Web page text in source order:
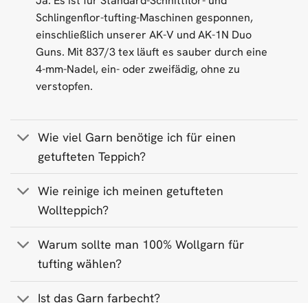
Schlingenflor-tufting-Maschinen gesponnen,
einschließlich unserer AK-V und AK-1N Duo
Guns. Mit 837/3 tex läuft es sauber durch eine
4-mm-Nadel, ein- oder zweifädig, ohne zu
verstopfen.
Wie viel Garn benötige ich für einen
getufteten Teppich?
Wie reinige ich meinen getufteten
Wollteppich?
Warum sollte man 100% Wollgarn für
tufting wählen?
Ist das Garn farbecht?